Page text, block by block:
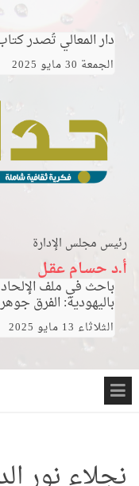
دار المعالي تُصدر
الجمعة 30 مايو 2025
رئيس مجلس الإدارة
أ.د حسـام عقـل
باحث في ملف
باليهودية: الفرق
الثلاثاء 13 مايو 2025